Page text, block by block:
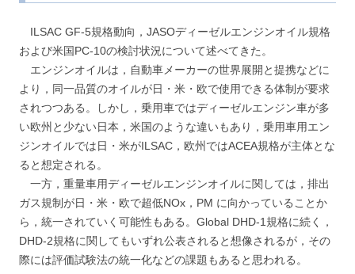
ILSAC GF-5規格動向，JASOディーゼルエンジンオイル規格
および米国PC-10の検討状況について述べてきた。
エンジンオイルは，自動車メーカーの世界展開と提携などに
より，同一品質のオイルが日・米・欧で使用できる体制が要求
されつつある。しかし，乗用車ではディーゼルエンジン車が多
い欧州と少ない日本，米国のような違いもあり，乗用車用エン
ジンオイルでは日・米がILSAC，欧州ではACEA規格が主体とな
ると想定される。
一方，重量車用ディーゼルエンジンオイルに関しては，排出
ガス規制が日・米・欧で超低NOx，PM に向かっていることか
ら，統一されていく可能性もある。Global DHD-1規格に続く，
DHD-2規格に関してもいずれ公表されると想像されるが，その
際には評価試験法の統一化などの課題もあると思われる。